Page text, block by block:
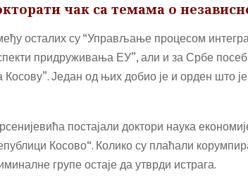
чак са темама о
осталих су “Управљање процесом
придруживања ЕУ”, али и за Србе
Један од њих добио је и орден што
постајали доктори наука
Косово“. Колико су плаћали
групе остаје да утврди истрага.